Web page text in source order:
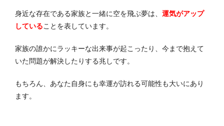
身近な存在である家族と一緒に空を飛ぶ夢は、 運気がアップ
していることを表しています。
家族の誰かにラッキーな出来事が起こったり、今まで抱えて
いた問題が解決したりする兆しです。
もちろん、あなた自身にも幸運が訪れる可能性も大いにあり
ます。